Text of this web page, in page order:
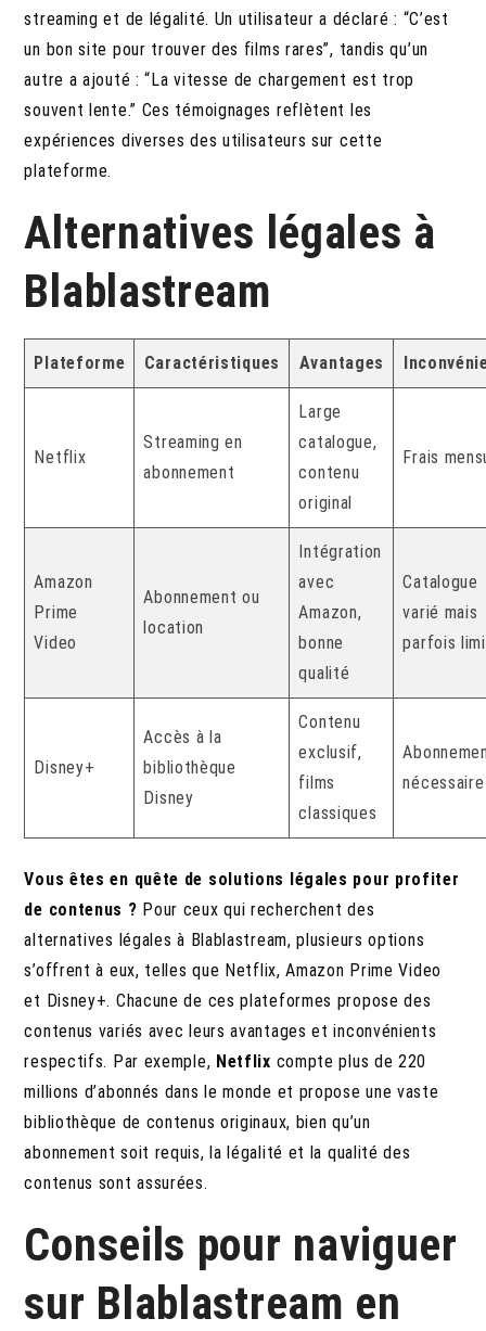
streaming et de légalité. Un utilisateur a déclaré : “C’est
un bon site pour trouver des films rares”, tandis qu’un
autre a ajouté : “La vitesse de chargement est trop
souvent lente.” Ces témoignages reflètent les
expériences diverses des utilisateurs sur cette
plateforme.
Alternatives légales à
Blablastream
Plateforme Caractéristiques Avantages
Netflix
Streaming en
abonnement
Large
catalogue,
contenu
original
Frais
Amazon
Prime
Video
Abonnement ou
location
Intégration
avec
Amazon,
bonne
qualité
Catalogue
varié mais
parfois
Disney+
Accès à la
bibliothèque
Disney
Contenu
exclusif,
films
classiques
nécessaire
Vous êtes en quête de solutions légales pour profiter
de contenus ? Pour ceux qui recherchent des
alternatives légales à Blablastream, plusieurs options
s’offrent à eux, telles que Netflix, Amazon Prime Video
et Disney+. Chacune de ces plateformes propose des
contenus variés avec leurs avantages et inconvénients
respectifs. Par exemple, Netflix compte plus de 220
millions d’abonnés dans le monde et propose une vaste
bibliothèque de contenus originaux, bien qu’un
abonnement soit requis, la légalité et la qualité des
contenus sont assurées.
Conseils pour naviguer
sur Blablastream en